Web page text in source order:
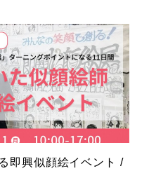
即興似顔絵イベント /